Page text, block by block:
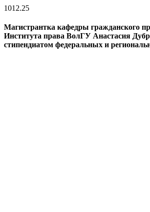
1012.25
Магистрантка кафедры гражданского
Института права ВолГУ Анастасия
стипендиатом федеральных и